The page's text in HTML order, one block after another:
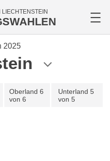
LIECHTENSTEIN
2025
Oberland 6
von 6
Unterland 5
von 5